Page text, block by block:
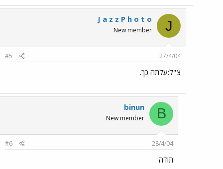
J
J a z z P h o t o
New member
27/4/04
#5
צ"ל:עלתה כך.
B
binun
New member
28/4/04
#6
תודה